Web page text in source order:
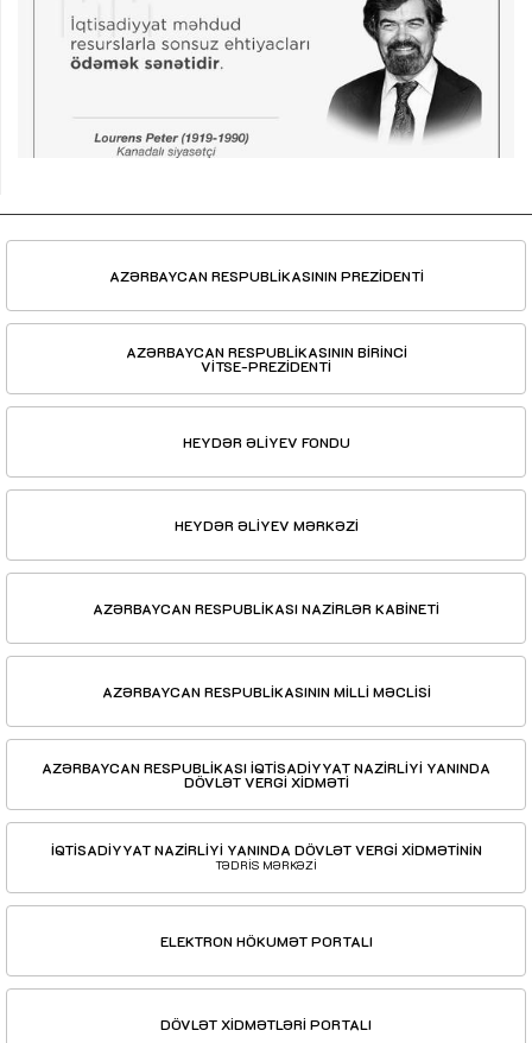
AZƏRBAYCAN RESPUBLİKASININ PREZİDENTİ
AZƏRBAYCAN RESPUBLİKASININ BİRİNCİ
VİTSE-PREZİDENTİ
HEYDƏR ƏLİYEV FONDU
HEYDƏR ƏLİYEV MƏRKƏZİ
AZƏRBAYCAN RESPUBLİKASI NAZİRLƏR KABİNETİ
AZƏRBAYCAN RESPUBLİKASININ MİLLİ MƏCLİSİ
AZƏRBAYCAN RESPUBLİKASI İQTİSADİYYAT NAZİRLİYİ YANINDA
DÖVLƏT VERGİ XİDMƏTİ
İQTİSADİYYAT NAZİRLİYİ YANINDA DÖVLƏT VERGİ XİDMƏTİNİN
TƏDRİS MƏRKƏZİ
ELEKTRON HÖKUMƏT PORTALI
DÖVLƏT XİDMƏTLƏRİ PORTALI